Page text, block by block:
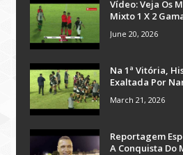
Vídeo: Veja Os
Mixto 1 X 2
June 20, 2026
Na 1ª Vitória,
Exaltada Por
March 21, 2026
Reportagem
A Conquista Do